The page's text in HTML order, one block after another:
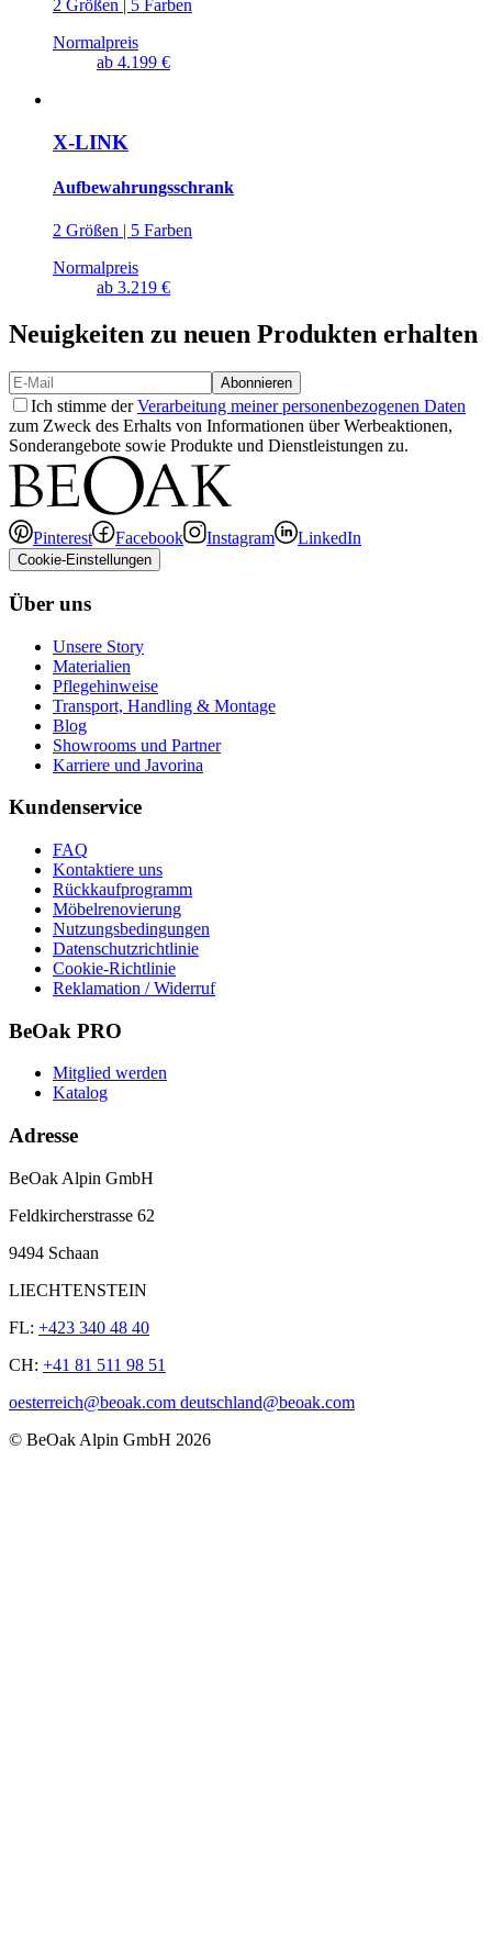
2 Größen | 5 Farben
Normalpreis
ab 4.199 €
X-LINK
Aufbewahrungsschrank
2 Größen | 5 Farben
Normalpreis
ab 3.219 €
Neuigkeiten zu neuen Produkten erhalten
Abonnieren
Ich stimme derVerarbeitung meiner personenbezogenen Daten
zum Zweck des Erhalts von Informationen über Werbeaktionen,
Sonderangebote sowie Produkte und Dienstleistungen zu.
Pinterest Facebook Instagram LinkedIn
Cookie-Einstellungen
Über uns
Unsere Story
Materialien
Pflegehinweise
Transport, Handling & Montage
Blog
Showrooms und Partner
Karriere und Javorina
Kundenservice
FAQ
Kontaktiere uns
Rückkaufprogramm
Möbelrenovierung
Nutzungsbedingungen
Datenschutzrichtlinie
Cookie-Richtlinie
Reklamation / Widerruf
BeOak PRO
Mitglied werden
Katalog
Adresse
BeOak Alpin GmbH
Feldkircherstrasse 62
9494 Schaan
LIECHTENSTEIN
FL: +423 340 48 40
CH: +41 81 511 98 51
oesterreich@beoak.com deutschland@beoak.com
© BeOak Alpin GmbH 2026